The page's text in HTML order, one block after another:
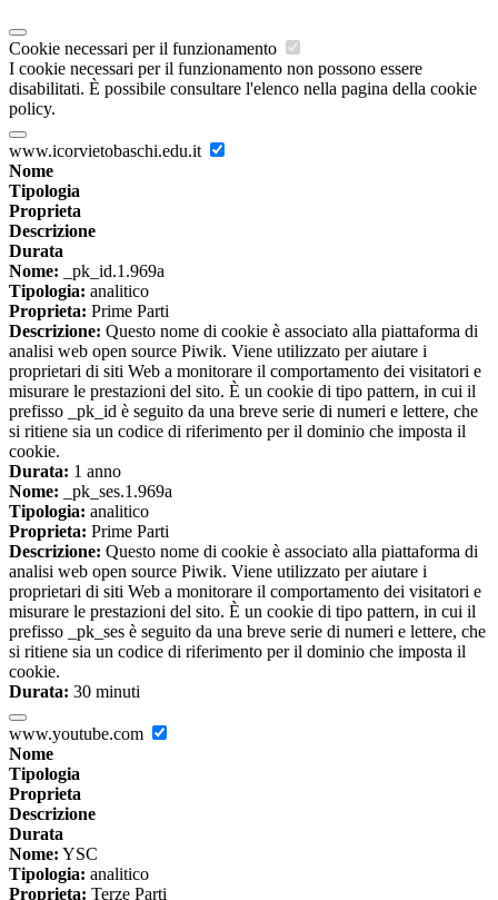
Cookie necessari per il funzionamento
I cookie necessari per il funzionamento non possono essere
disabilitati. È possibile consultare l'elenco nella pagina della cookie
policy.
www.icorvietobaschi.edu.it
Nome
Tipologia
Proprieta
Descrizione
Durata
Nome: _pk_id.1.969a
Tipologia: analitico
Proprieta: Prime Parti
Descrizione: Questo nome di cookie è associato alla piattaforma di
analisi web open source Piwik. Viene utilizzato per aiutare i
proprietari di siti Web a monitorare il comportamento dei visitatori e
misurare le prestazioni del sito. È un cookie di tipo pattern, in cui il
prefisso _pk_id è seguito da una breve serie di numeri e lettere, che
si ritiene sia un codice di riferimento per il dominio che imposta il
cookie.
Durata: 1 anno
Nome: _pk_ses.1.969a
Tipologia: analitico
Proprieta: Prime Parti
Descrizione: Questo nome di cookie è associato alla piattaforma di
analisi web open source Piwik. Viene utilizzato per aiutare i
proprietari di siti Web a monitorare il comportamento dei visitatori e
misurare le prestazioni del sito. È un cookie di tipo pattern, in cui il
prefisso _pk_ses è seguito da una breve serie di numeri e lettere, che
si ritiene sia un codice di riferimento per il dominio che imposta il
cookie.
Durata: 30 minuti
www.youtube.com
Nome
Tipologia
Proprieta
Descrizione
Durata
Nome: YSC
Tipologia: analitico
Proprieta: Terze Parti